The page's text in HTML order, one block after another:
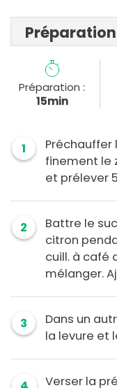
Préparation
Préparation :
15min
1
Préchauffer
finement le
et prélever
2
Battre le
citron
cuill. à café
mélanger.
3
Dans un
la levure et
Verser la